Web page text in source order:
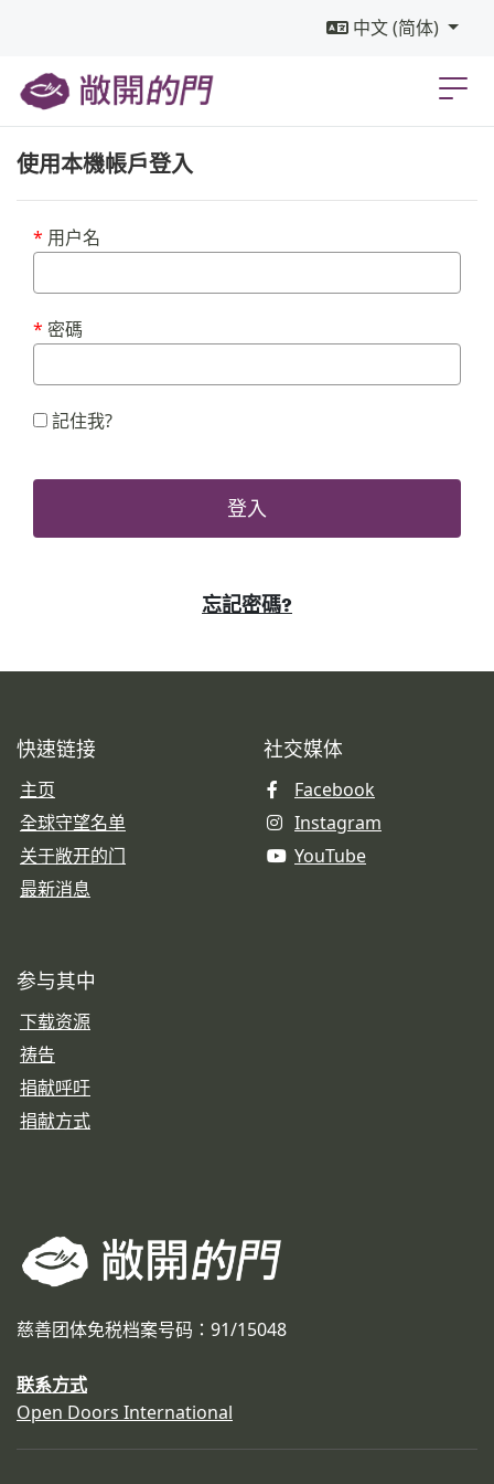
中文 (简体)
使用本機帳戶登入
用户名
密碼
記住我?
登入
忘記密碼?
快速链接
主页
全球守望名单
关于敞开的门
最新消息
社交媒体
Facebook
Instagram
YouTube
参与其中
下载资源
祷告
捐献呼吁
捐献方式
慈善团体免税档案号码：91/15048
联系方式
Open Doors International